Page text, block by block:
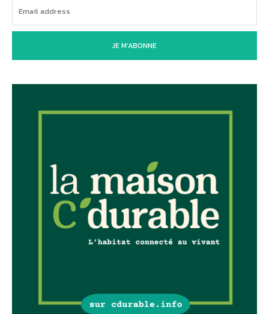
JE M'ABONNE